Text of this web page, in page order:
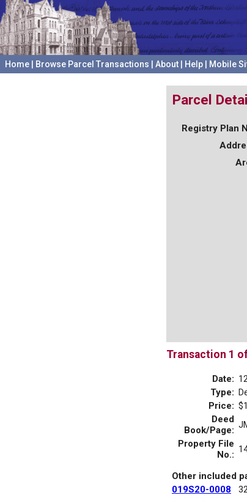
Home Browse Parcel Transactions About Help Mobile
Parcel
Registry Plan
Transaction 1
Date:
Type:
Price:
Deed
Book/Page:
Property File
No.:
Other included
019S20-0008